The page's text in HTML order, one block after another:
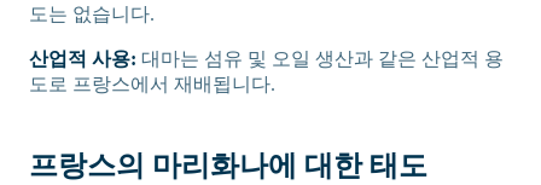
도는 없습니다.
산업적 사용: 대마는 섬유 및 오일 생산과 같은 산업적 용
도로 프랑스에서 재배됩니다.
프랑스의 마리화나에 대한 태도